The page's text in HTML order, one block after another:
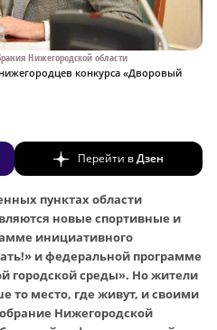
Нижегородской области
конкурса «Дворовый
Перейти вДзен
пунктах области
новые спортивные и
инициативного
и федеральной программе
городской среды». Но жители
то место, где живут, и своими
Нижегородской